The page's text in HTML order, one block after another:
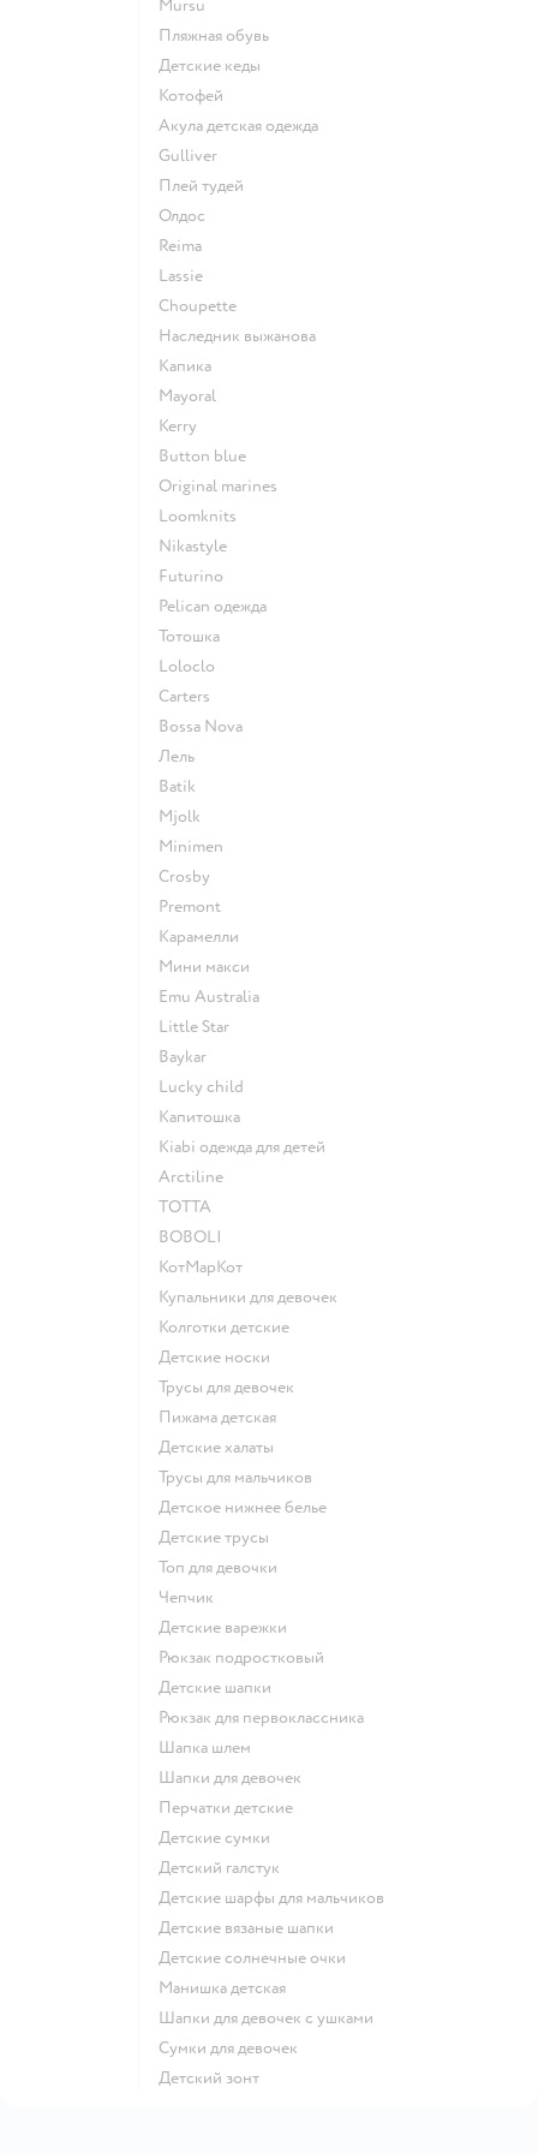
Mursu
Пляжная обувь
Детские кеды
Котофей
Акула детская одежда
Gulliver
Плей тудей
Олдос
Reima
Lassie
Choupette
Наследник выжанова
Капика
Mayoral
Kerry
Button blue
Original marines
Loomknits
Nikastyle
Futurino
Pelican одежда
Тотошка
Loloclo
Сarters
Bossa Nova
Лель
Batik
Mjolk
Minimen
Crosby
Premont
Карамелли
Мини макси
Emu Australia
Little Star
Baykar
Lucky child
Капитошка
Kiabi одежда для детей
Arctiline
ТОТТА
BOBOLI
КотМарКот
Купальники для девочек
Колготки детские
Детские носки
Трусы для девочек
Пижама детская
Детские халаты
Трусы для мальчиков
Детское нижнее белье
Детские трусы
Топ для девочки
Чепчик
Детские варежки
Рюкзак подростковый
Детские шапки
Рюкзак для первоклассника
Шапка шлем
Шапки для девочек
Перчатки детские
Детские сумки
Детский галстук
Детские шарфы для мальчиков
Детские вязаные шапки
Детские солнечные очки
Манишка детская
Шапки для девочек с ушками
Сумки для девочек
Детский зонт